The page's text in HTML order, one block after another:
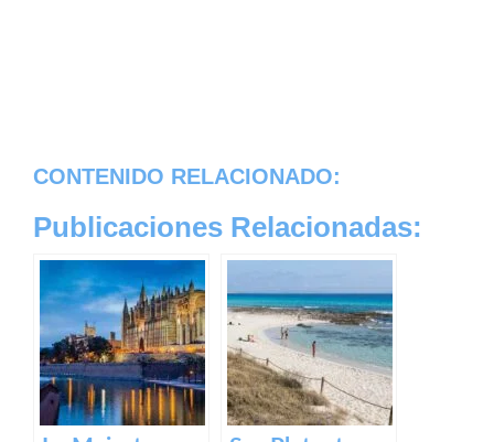
CONTENIDO RELACIONADO:
Publicaciones Relacionadas: